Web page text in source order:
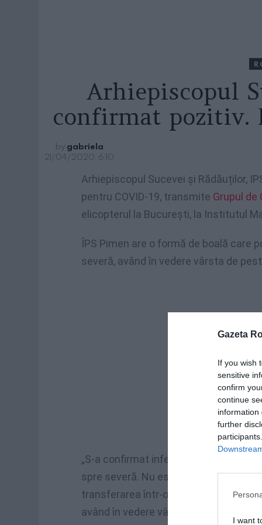
Gazeta
If you wish
sensitive
confirm
continue
information
further
I want
Arhiepiscopul
confirmat pozitiv.
by gabriela
21/04/2020, 6:10
Arhiepiscopul Sucevei și Rădăuților,
pentru COVID-19, transmite Grupul
elicopterul la București, la Institutul
ÎPS Pimen are o formă de boală care
severă, având în vedere vârsta de
„S-a confirmat infecția cu coronvirus,
spre severă. Nu este intubat. Având
transferarea într-o clinică de
având în vedere vârsta domniei sale”,